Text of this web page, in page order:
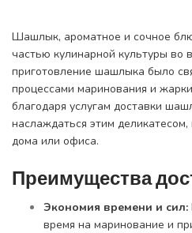
Шашлык, ароматное и сочное
частью кулинарной культуры во
приготовление шашлыка было
процессами маринования и
благодаря услугам доставки
наслаждаться этим
дома или офиса.
Преимущества
Экономия времени и сил:
время на маринование и